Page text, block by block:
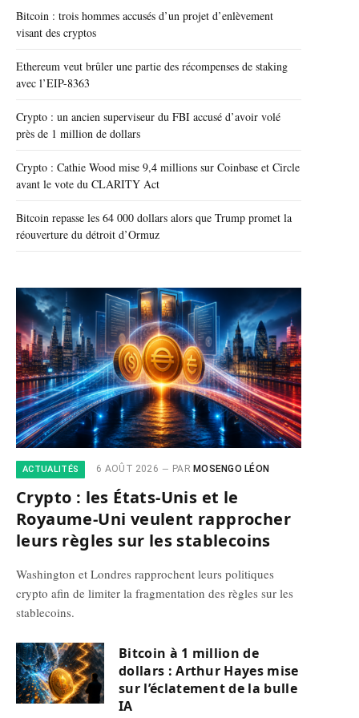
Bitcoin : trois hommes accusés d’un projet d’enlèvement
visant des cryptos
Ethereum veut brûler une partie des récompenses de staking
avec l’EIP-8363
Crypto : un ancien superviseur du FBI accusé d’avoir volé
près de 1 million de dollars
Crypto : Cathie Wood mise 9,4 millions sur Coinbase et Circle
avant le vote du CLARITY Act
Bitcoin repasse les 64 000 dollars alors que Trump promet la
réouverture du détroit d’Ormuz
ACTUALITÉS 6 AOÛT 2026 PAR MOSENGO LÉON
Crypto : les États-Unis et le
Royaume-Uni veulent rapprocher
leurs règles sur les stablecoins
Washington et Londres rapprochent leurs politiques
crypto afin de limiter la fragmentation des règles sur les
stablecoins.
Bitcoin à 1 million de
dollars : Arthur Hayes mise
sur l’éclatement de la bulle
IA